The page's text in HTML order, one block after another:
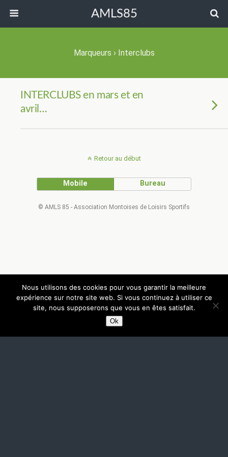
AMLS85
Marqueurs › Interclubs
INTERCLUBS en mars et en
avril…
Retour au début
Mobile Bureau
© AMLS 85 - Association Montoises de Loisirs Sportifs
Nous utilisons des cookies pour vous garantir la meilleure
expérience sur notre site web. Si vous continuez à utiliser ce
site, nous supposerons que vous en êtes satisfait.
Ok